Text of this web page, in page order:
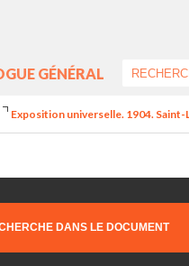
GÉNÉRAL
Exposition universelle. 1904.
DANS LE DOCUMENT